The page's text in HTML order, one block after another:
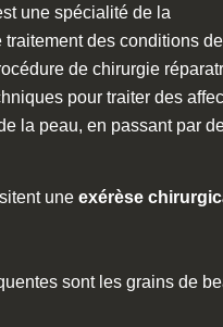
une spécialité de la
des conditions
de chirurgie
pour traiter des
la peau, en passant par
uneexérèse
sont les grains de